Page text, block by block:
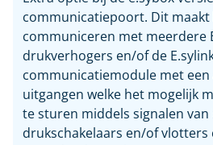
communicatiepoort. Dit
communiceren met meerdere
drukverhogers en/of de
communicatiemodule met een
uitgangen welke het mogelijk
te sturen middels signalen
drukschakelaars en/of vlotters